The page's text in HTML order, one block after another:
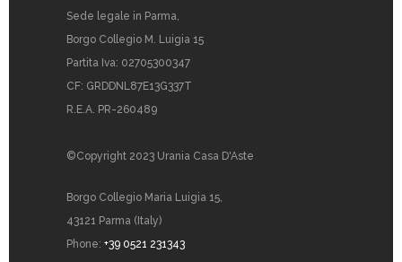
Sede legale in Parma,
Borgo Collegio M. Luigia 15
Partita Iva: 02705300347
CF: GRDDNL87E13G337T
R.E.A. PR-260489
©Copyright 2023 Urania Casa D'Aste
Borgo Collegio Maria Luigia 15,
43121 Parma (Italy)
Phone: +39 0521 231343